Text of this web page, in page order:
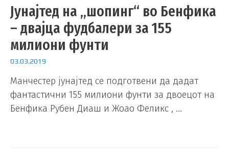
Јунајтед на „шопинг“ во Бенфика
– двајца фудбалери за 155
милиони фунти
03.03.2019
Манчестер јунајтед се подготвени да дадат
фантастични 155 милиони фунти за двоецот на
Бенфика Рубен Диаш и Жоао Феликс , …